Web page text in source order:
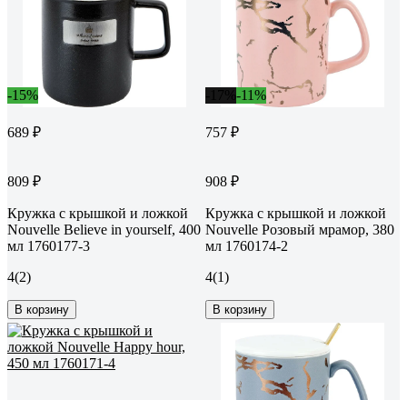
-15%
689 ₽
809 ₽
Кружка с крышкой и ложкой
Nouvelle Believe in yourself, 400
мл 1760177-3
4(2)
В корзину
-11%
757 ₽
908 ₽
Кружка с крышкой и ложкой
Nouvelle Розовый мрамор, 380
мл 1760174-2
4(1)
В корзину